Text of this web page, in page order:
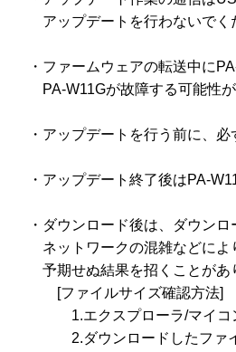
アップデートを行わないでく
・ファームウェアの転送中に
PA-W11Gが故障する可能性が
・アップデートを行う前に、必
・アップデート終了後はPA-
・ダウンロード後は、ダウンロ
ネットワークの混雑などによ
予期せぬ結果を招くことがあ
[ファイルサイズ確認方法]
1.エクスプローラ/マイコンピ
2.ダウンロードしたファイル